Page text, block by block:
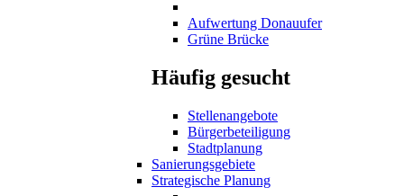
Aufwertung Donauufer
Grüne Brücke
Häufig gesucht
Stellenangebote
Bürgerbeteiligung
Stadtplanung
Sanierungsgebiete
Strategische Planung